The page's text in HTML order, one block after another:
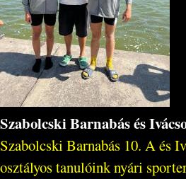
Szabolcski Barnabás és
Szabolcski Barnabás 10. A és
osztályos tanulóink nyári